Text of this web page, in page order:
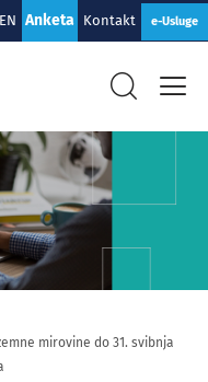
EN Anketa Kontakt e-Usluge
mirovine do 31. svibnja